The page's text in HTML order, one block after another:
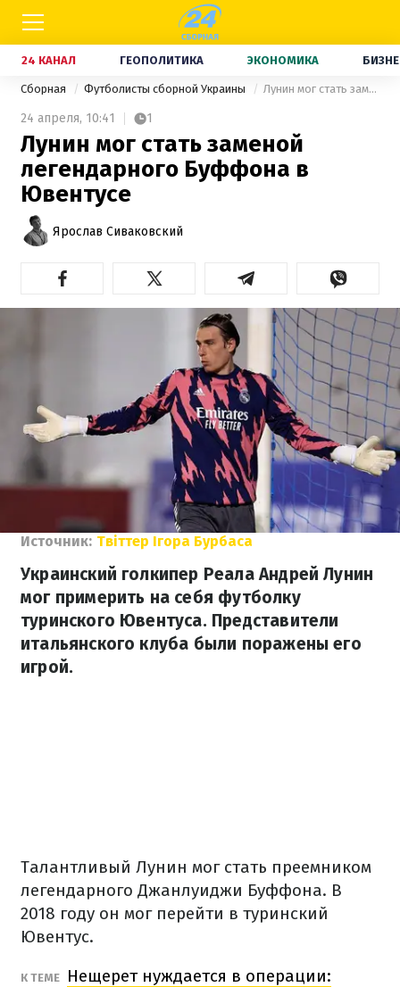
24 КАНАЛ ГЕОПОЛИТИКА ЭКОНОМИКА
Сборная Футболисты сборной Украины Лунин мог стать заменой легендарного Буффона в Ювентусе
24 апреля, 10:41 1
Лунин мог стать заменой
легендарного Буффона в
Ювентусе
Ярослав Сиваковский
Источник: Твіттер Ігора Бурбаса
Украинский голкипер Реала Андрей Лунин
мог примерить на себя футболку
туринского Ювентуса. Представители
итальянского клуба были поражены его
игрой.
Талантливый Лунин мог стать преемником
легендарного Джанлуиджи Буффона. В
2018 году он мог перейти в туринский
Ювентус.
К ТЕМЕ
Нещерет нуждается в операции: